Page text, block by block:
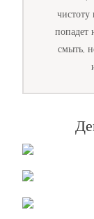
чистоту
попадет
смыть,